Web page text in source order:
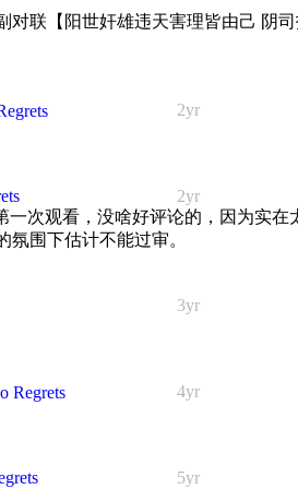
【阳世奸雄违天害理皆由己 阴司报应
+严打+物价闯关全过程最后及时刹车
立的前几部作品，有宽松空间也有
从头至尾的匹配对答式剪接时而产生
氛围。文革结束的后 1/5 情节推进
一幕幕室内话剧长镜头走位风格过于
基线，同期录音更是保证了真实感
假如还有来世》在戏剧性最强的第十
2yr
2yr
一次观看，没啥好评论的，因为实在
围下估计不能过审。
3yr
4yr
Regrets
5yr